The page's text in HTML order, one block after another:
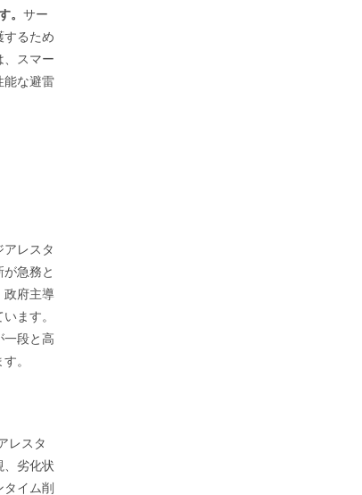
。 サー
るため
スマー
能な避雷
レスタ
急務と
政府主導
ます。
段と高
。
レスタ
劣化状
イム削